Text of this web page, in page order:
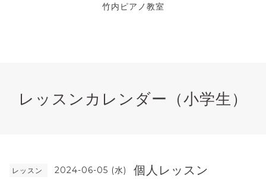
竹内ピアノ教室
レッスンカレンダー（小学生）
レッスン 2024-06-05 (水) 個人レッスン